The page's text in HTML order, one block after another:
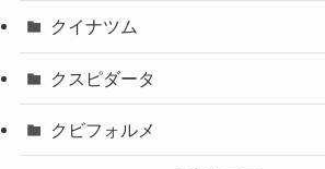
クイナツム
クスピダータ
クビフォルメ